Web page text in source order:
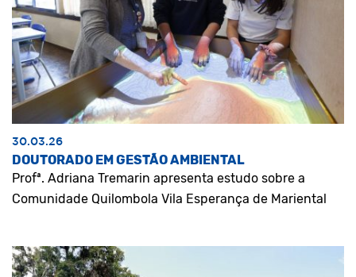
30.03.26
DOUTORADO EM GESTÃO AMBIENTAL
Profª. Adriana Tremarin apresenta estudo sobre a
Comunidade Quilombola Vila Esperança de Mariental